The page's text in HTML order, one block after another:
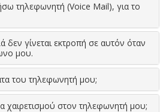
τηλεφωνητή (Voice Mail), για το
γίνεται εκτροπή σε αυτόν όταν
μου.
του τηλεφωνητή μου;
χαιρετισμού στον τηλεφωνητή μου;